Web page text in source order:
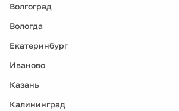
Волгоград
Вологда
Екатеринбург
Иваново
Казань
Калининград